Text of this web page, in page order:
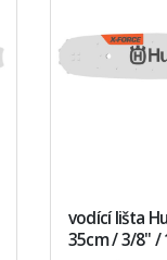
vodící lišta
35cm / 3/8" /